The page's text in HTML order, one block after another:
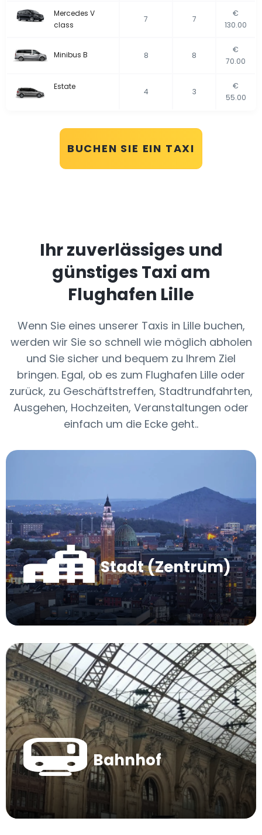
Mercedes V
class
7 7
€
130.00
Minibus B 8 8
€
70.00
Estate
4 3
€
55.00
BUCHEN SIE EIN TAXI
Ihr zuverlässiges und
günstiges Taxi am
Flughafen Lille
Wenn Sie eines unserer Taxis in Lille buchen,
werden wir Sie so schnell wie möglich abholen
und Sie sicher und bequem zu Ihrem Ziel
bringen. Egal, ob es zum Flughafen Lille oder
zurück, zu Geschäftstreffen, Stadtrundfahrten,
Ausgehen, Hochzeiten, Veranstaltungen oder
einfach um die Ecke geht..
Stadt (Zentrum)
Bahnhof